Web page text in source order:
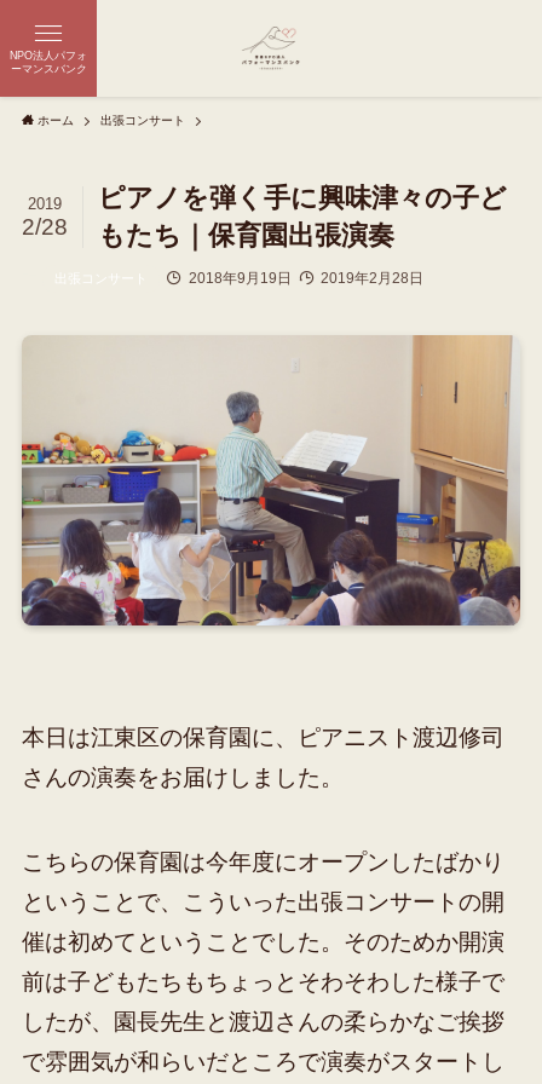
NPO法人パフォ
ーマンスバンク
ホーム 出張コンサート
ピアノを弾く手に興味津々の子ど
もたち｜保育園出張演奏
2019
2/28
出張コンサート 2018年9月19日 2019年2月28日
本日は江東区の保育園に、ピアニスト渡辺修司
さんの演奏をお届けしました。
こちらの保育園は今年度にオープンしたばかり
ということで、こういった出張コンサートの開
催は初めてということでした。そのためか開演
前は子どもたちもちょっとそわそわした様子で
したが、園長先生と渡辺さんの柔らかなご挨拶
で雰囲気が和らいだところで演奏がスタートし